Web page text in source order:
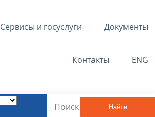
Сервисы и госуслуги Документы
Контакты ENG
Найти